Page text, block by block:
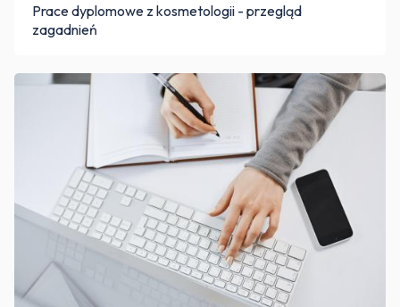
Prace dyplomowe z kosmetologii - przegląd
zagadnień